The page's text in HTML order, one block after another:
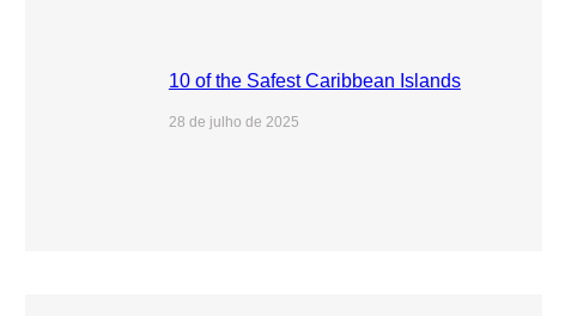
10 of the Safest Caribbean Islands
28 de julho de 2025